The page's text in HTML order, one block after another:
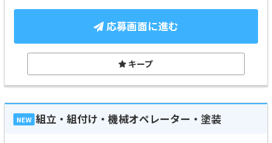
応募画面に進む
キープ
NEW 組立・組付け・機械オペレーター・塗装